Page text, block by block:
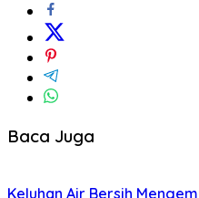
Baca Juga
Keluhan Air Bersih